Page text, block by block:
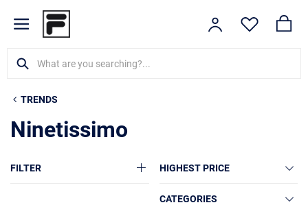
TRENDS
Ninetissimo
FILTER HIGHEST PRICE
CATEGORIES